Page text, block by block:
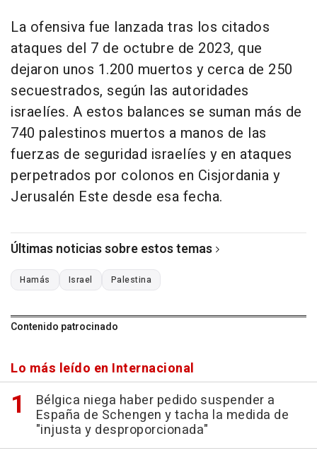
La ofensiva fue lanzada tras los citados
ataques del 7 de octubre de 2023, que
dejaron unos 1.200 muertos y cerca de 250
secuestrados, según las autoridades
israelíes. A estos balances se suman más de
740 palestinos muertos a manos de las
fuerzas de seguridad israelíes y en ataques
perpetrados por colonos en Cisjordania y
Jerusalén Este desde esa fecha.
Últimas noticias sobre estos temas
Hamás Israel Palestina
Contenido patrocinado
Lo más leído en Internacional
Bélgica niega haber pedido suspender a
España de Schengen y tacha la medida de
"injusta y desproporcionada"